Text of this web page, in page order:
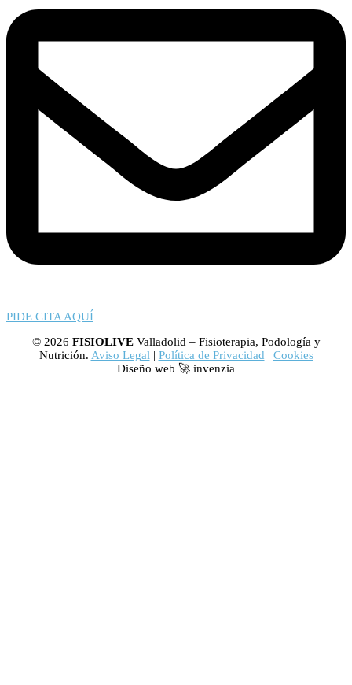
PIDE CITA AQUÍ
© 2026 FISIOLIVEValladolid – Fisioterapia, Podología y
Nutrición. Aviso Legal | Política de Privacidad | Cookies
Diseño web 🚀 invenzia